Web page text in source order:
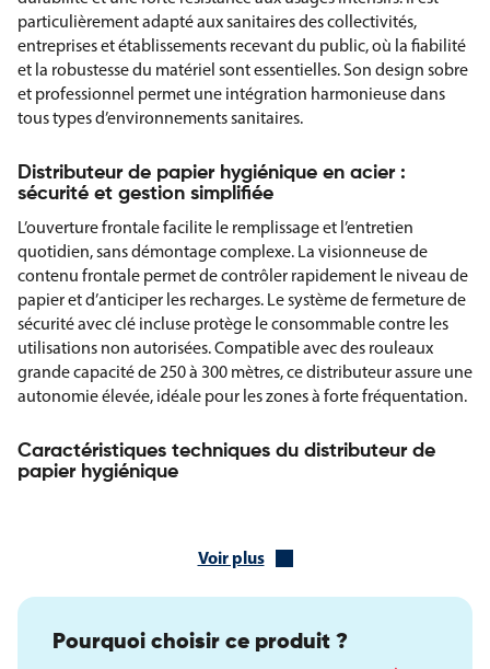
particulièrement adapté aux sanitaires des collectivités,
entreprises et établissements recevant du public, où la fiabilité
et la robustesse du matériel sont essentielles. Son design sobre
et professionnel permet une intégration harmonieuse dans
tous types d’environnements sanitaires.
Distributeur de papier hygiénique en acier :
sécurité et gestion simplifiée
L’ouverture frontale facilite le remplissage et l’entretien
quotidien, sans démontage complexe. La visionneuse de
contenu frontale permet de contrôler rapidement le niveau de
papier et d’anticiper les recharges. Le système de fermeture de
sécurité avec clé incluse protège le consommable contre les
utilisations non autorisées. Compatible avec des rouleaux
grande capacité de 250 à 300 mètres, ce distributeur assure une
autonomie élevée, idéale pour les zones à forte fréquentation.
Caractéristiques techniques du distributeur de
papier hygiénique
Visionneuse de contenu frontale
Diamètre de l’axe : 40 mm
Épaisseur de la plaque : 0,8 mm
Consommables compatibles : rouleaux de 250 ou 300 m
Voir plus
Pourquoi choisir ce produit ?